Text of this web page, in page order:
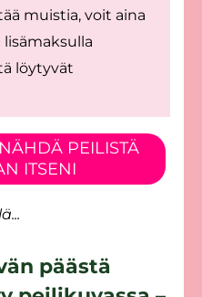
muistia, voit aina
löytyvät
PEILISTÄ
ITSENI
päästä